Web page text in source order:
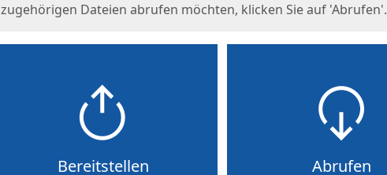
zugehörigen Dateien abrufen möchten, klicken Sie auf 'Abrufen'.
Bereitstellen Abrufen